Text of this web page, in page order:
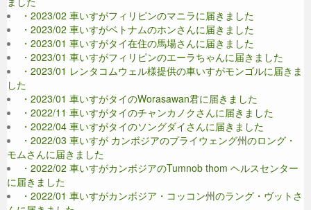
・2023/02 車いすがフィリピンのマニラに届きました
・2023/02 車いすがベトナムのホンさんに届きました
・2023/01 車いすがタイ在住の馬場さんに届きました
・2023/01 車いすがフィリピンのエーラちゃんに届きました
・2023/01 レンタコムウェル様提供の車いすがモンゴルに届きま
した
・2023/01 車いすがタイのWorasawan君に届きました
・2022/11 車いすがタイのチャンカノクさんに届きました
・2022/04 車いすがタイのソングダイさんに届きました
・2022/03 車いすが カンボジアのプライウェング州のロング・
モムさんに届きました
・2022/02 車いすがカンボジアのTumnob thom ヘルスセンター
に届きました
・2022/01 車いすがカンボジア・コッコン州のラング・ヴットさ